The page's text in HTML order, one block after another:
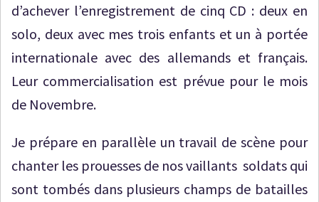
d’achever l’enregistrement de cinq CD : deux en
solo, deux avec mes trois enfants et un à portée
internationale avec des allemands et français.
Leur commercialisation est prévue pour le mois
de Novembre.
Je prépare en parallèle un travail de scène pour
chanter les prouesses de nos vaillants soldats qui
sont tombés dans plusieurs champs de batailles